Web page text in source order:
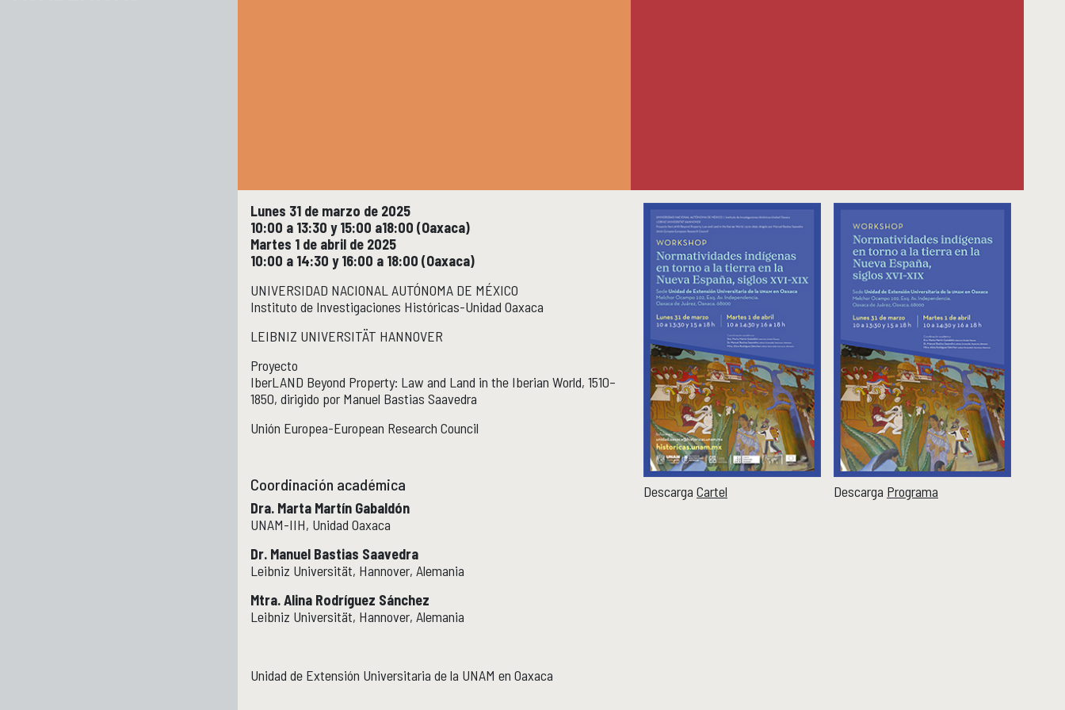
Lunes 31 de marzo de 2025
10:00 a 13:30 y 15:00 a18:00 (Oaxaca)
Martes 1 de abril de 2025
10:00 a 14:30 y 16:00 a 18:00 (Oaxaca)
UNIVERSIDAD NACIONAL AUTÓNOMA DE MÉXICO
Instituto de Investigaciones Históricas-Unidad Oaxaca
LEIBNIZ UNIVERSITÄT HANNOVER
Proyecto
IberLAND Beyond Property: Law and Land in the Iberian World, 1510–
1850, dirigido por Manuel Bastias Saavedra
Unión Europea-European Research Council
Coordinación académica
Dra. Marta Martín Gabaldón
UNAM-IIH, Unidad Oaxaca
Dr. Manuel Bastias Saavedra
Leibniz Universität, Hannover, Alemania
Mtra. Alina Rodríguez Sánchez
Leibniz Universität, Hannover, Alemania
Unidad de Extensión Universitaria de la UNAM en Oaxaca
Descarga Cartel Descarga Programa